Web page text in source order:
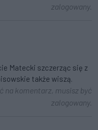
zalogowany.
Matecki szczerząc się z
także wiszą.
na komentarz, musisz być
zalogowany.